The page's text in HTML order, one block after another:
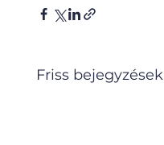
Friss bejegyzések